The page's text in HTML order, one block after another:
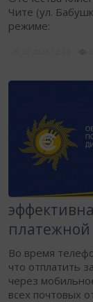
Чите (ул.
режиме:
Во время
что отплатить
через
всех почтовых